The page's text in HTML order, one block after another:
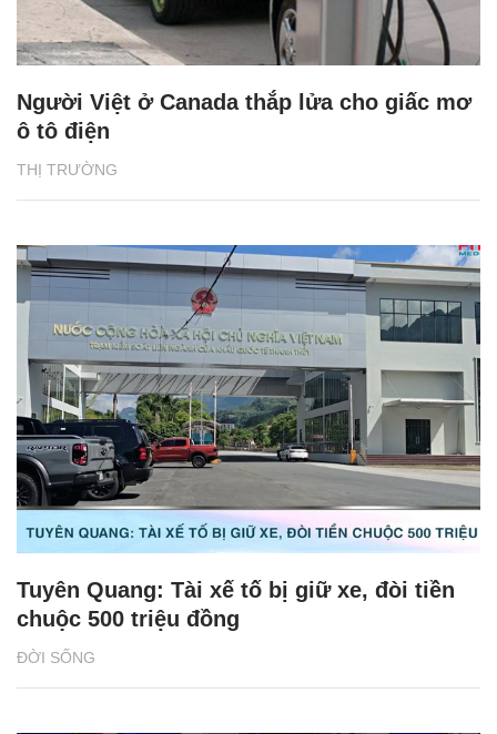
THỊ TRƯỜNG
Người Việt ở Canada thắp lửa cho giấc mơ
ô tô điện
ĐỜI SỐNG
Tuyên Quang: Tài xế tố bị giữ xe, đòi tiền
chuộc 500 triệu đồng